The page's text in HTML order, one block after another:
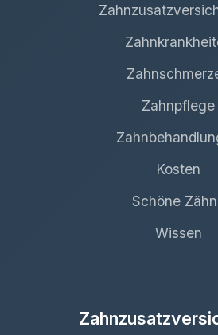
Zahnpflege
Kosten
Schöne
Wissen